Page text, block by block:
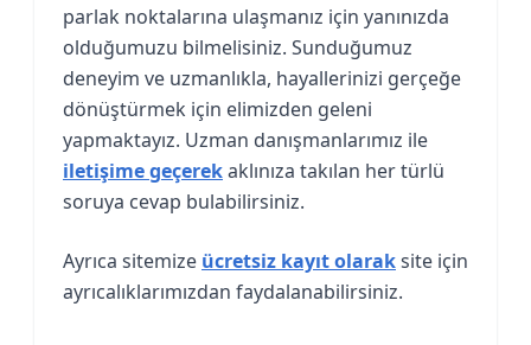
parlak noktalarına ulaşmanız için yanınızda
olduğumuzu bilmelisiniz. Sunduğumuz
deneyim ve uzmanlıkla, hayallerinizi gerçeğe
dönüştürmek için elimizden geleni
yapmaktayız. Uzman danışmanlarımız ile
iletişime geçerekaklınıza takılan her türlü
soruya cevap bulabilirsiniz.
Ayrıca sitemize ücretsiz kayıt olaraksite için
ayrıcalıklarımızdan faydalanabilirsiniz.